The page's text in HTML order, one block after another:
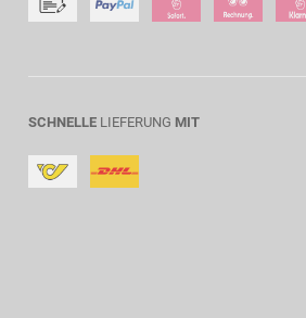
SCHNELLE LIEFERUNG MIT